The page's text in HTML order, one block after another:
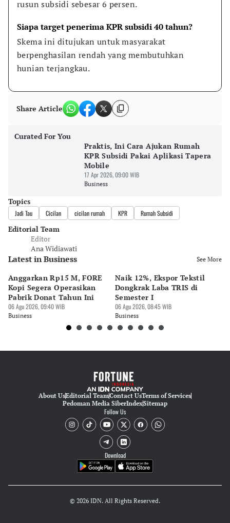
rusun subsidi sebesar 6 persen.
Siapa target penerima KPR subsidi 40 tahun?
Skema ini ditujukan untuk masyarakat
berpenghasilan rendah yang membutuhkan
hunian terjangkau.
Share Article
Curated For You
Praktis, Ini Cara Ajukan Rumah
KPR Subsidi Pakai Aplikasi Tapera
Mobile
17 Apr 2026, 09:00 WIB
Business
Topics
Jadi Tau Cicilan cicilan rumah KPR Rumah Subsidi
Editorial Team
Editor
Ana Widiawati
Latest in Business See More
Anggarkan Rp15 M, FORE
Kopi Segera Operasikan
Pabrik Donat Tahun Ini
06 Agu 2026, 09:40 WIB
Business
Naik 12%, Ekspor Tekstil
Dongkrak Laba TRIS di
Semester I
06 Agu 2026, 08:45 WIB
Business
About UsEditorial TeamContact UsTerms of Services
Pedoman Media SiberIndexSitemap
Follow Us
Download
© 2026 IDN. All Rights Reserved.